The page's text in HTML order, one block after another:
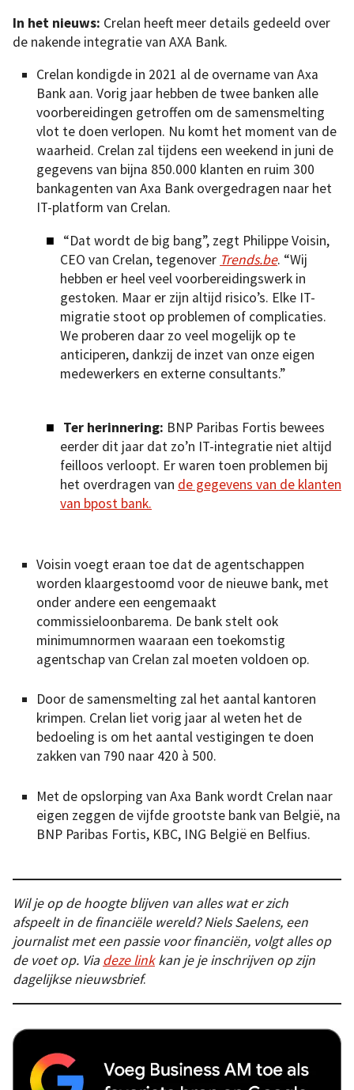
In het nieuws: Crelan heeft meer details gedeeld over
de nakende integratie van AXA Bank.
Crelan kondigde in 2021 al de overname van Axa
Bank aan. Vorig jaar hebben de twee banken alle
voorbereidingen getroffen om de samensmelting
vlot te doen verlopen. Nu komt het moment van de
waarheid. Crelan zal tijdens een weekend in juni de
gegevens van bijna 850.000 klanten en ruim 300
bankagenten van Axa Bank overgedragen naar het
IT-platform van Crelan.
“Dat wordt de big bang”, zegt Philippe Voisin,
CEO van Crelan, tegenover Trends.be. “Wij
hebben er heel veel voorbereidingswerk in
gestoken. Maar er zijn altijd risico’s. Elke IT-
migratie stoot op problemen of complicaties.
We proberen daar zo veel mogelijk op te
anticiperen, dankzij de inzet van onze eigen
medewerkers en externe consultants.”
Ter herinnering: BNP Paribas Fortis bewees
eerder dit jaar dat zo’n IT-integratie niet altijd
feilloos verloopt. Er waren toen problemen bij
het overdragen van de gegevens van de klanten
van bpost bank.
Voisin voegt eraan toe dat de agentschappen
worden klaargestoomd voor de nieuwe bank, met
onder andere een eengemaakt
commissieloonbarema. De bank stelt ook
minimumnormen waaraan een toekomstig
agentschap van Crelan zal moeten voldoen op.
Door de samensmelting zal het aantal kantoren
krimpen. Crelan liet vorig jaar al weten het de
bedoeling is om het aantal vestigingen te doen
zakken van 790 naar 420 à 500.
Met de opslorping van Axa Bank wordt Crelan naar
eigen zeggen de vijfde grootste bank van België, na
BNP Paribas Fortis, KBC, ING België en Belfius.
Wil je op de hoogte blijven van alles wat er zich
afspeelt in de financiële wereld? Niels Saelens, een
journalist met een passie voor financiën, volgt alles op
de voet op. Via deze linkkan je je inschrijven op zijn
dagelijkse nieuwsbrief.